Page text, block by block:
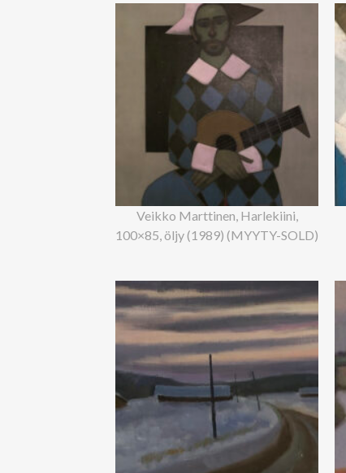
Veikko Marttinen, Harlekiini,
100×85, öljy (1989) (MYYTY-SOLD)